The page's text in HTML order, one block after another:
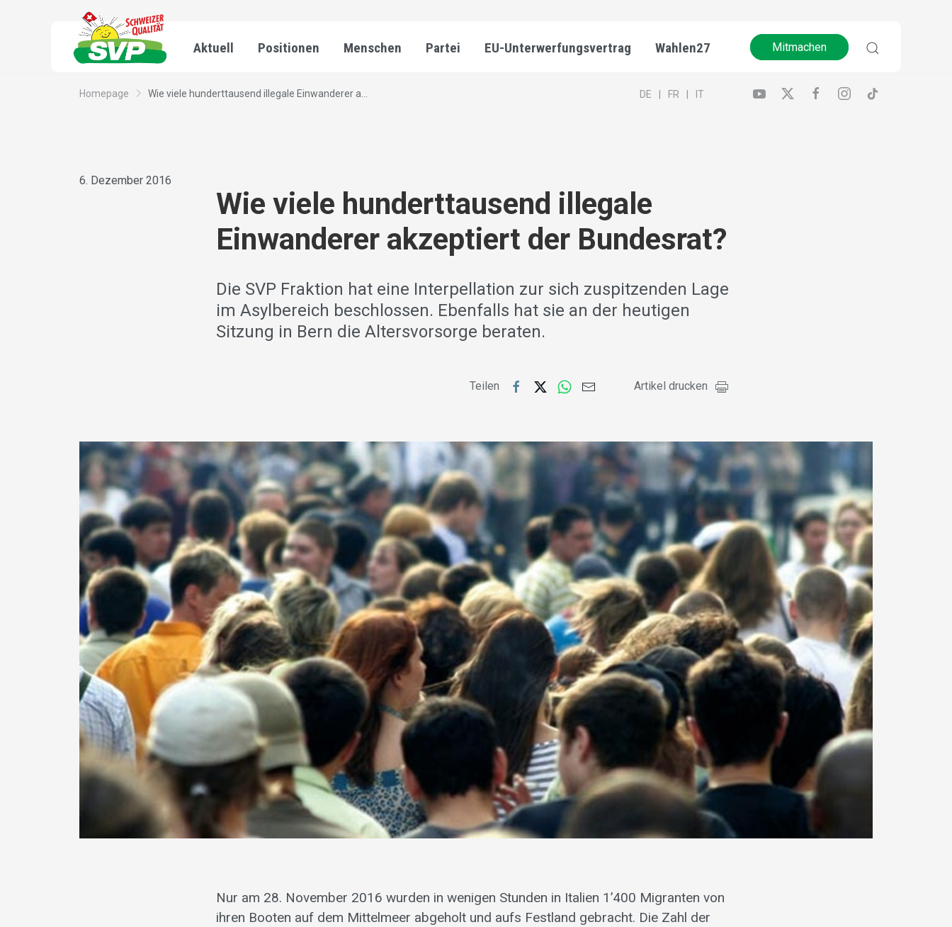
Aktuell Positionen Menschen Partei EU-Unterwerfungsvertrag Wahlen27 Mitmachen
Homepage Wie viele hunderttausend illegale Einwanderer a... DE FR IT
6. Dezember 2016
Wie viele hunderttausend illegale
Einwanderer akzeptiert der Bundesrat?
Die SVP Fraktion hat eine Interpellation zur sich zuspitzenden Lage
im Asylbereich beschlossen. Ebenfalls hat sie an der heutigen
Sitzung in Bern die Altersvorsorge beraten.
Teilen Artikel drucken
Nur am 28. November 2016 wurden in wenigen Stunden in Italien 1’400 Migranten von
ihren Booten auf dem Mittelmeer abgeholt und aufs Festland gebracht. Die Zahl der